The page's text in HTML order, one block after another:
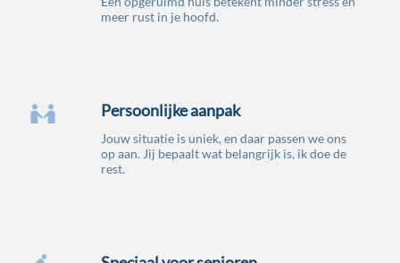
meer rust in je hoofd.
Persoonlijke aanpak
Jouw situatie is uniek, en daar passen we ons
op aan. Jij bepaalt wat belangrijk is, ik doe de
rest.